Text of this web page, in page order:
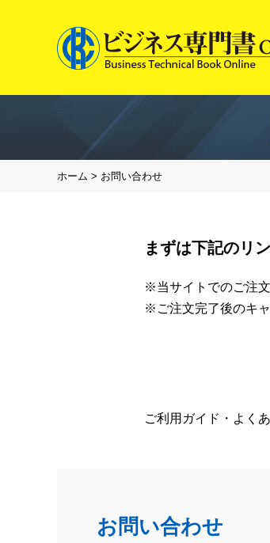
ホーム > お問い合わせ
まずは下記のリ
※当サイトでのご注
※ご注文完了後のキ
ご利用ガイド・よく
お問い合わせ